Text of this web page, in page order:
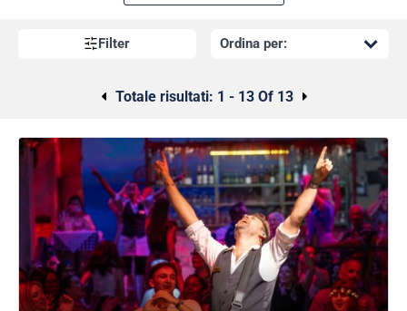
Wharf, vivi un'esperienza di corsa automobilistica interattiva a
funivia, vola nei cieli conla British Airways i360
lungo il fiume Tamigi. Qualunque cosa ti piaccia, abbiamo
Filter
Totale risultati: 1 - 13 Of 13